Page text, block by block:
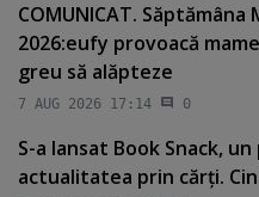
COMUNICAT.
2026:eufy provoacă
greu să alăpteze
7 AUG 2026 17:14 0
S-a lansat Book Snack,
actualitatea prin cărţi.